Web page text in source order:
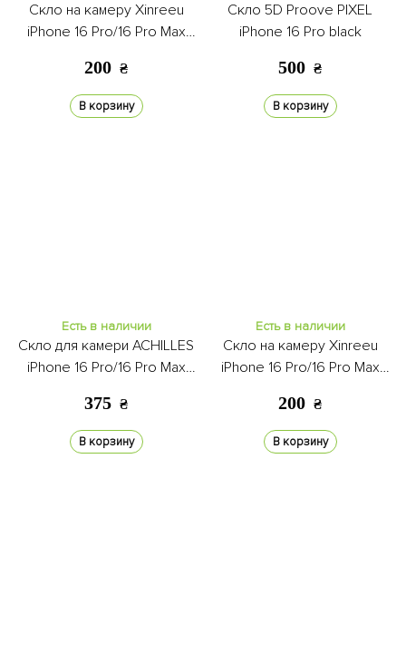
Скло на камеру Xinreeu
iPhone 16 Pro/16 Pro Max
200 ₴
В корзину
Скло 5D Proove PIXEL
iPhone 16 Pro black
500 ₴
В корзину
Есть в наличии
Скло для камери ACHILLES
iPhone 16 Pro/16 Pro Max
375 ₴
В корзину
Есть в наличии
Скло на камеру Xinreeu
iPhone 16 Pro/16 Pro Max
200 ₴
В корзину